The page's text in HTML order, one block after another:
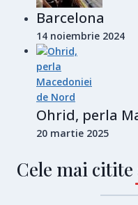
Barcelona
14 noiembrie 2024
Ohrid, perla
20 martie 2025
Cele mai